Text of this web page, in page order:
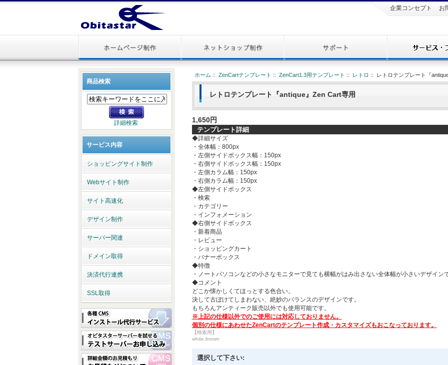
企業コンセプト お
商品検索
詳細検索
サービス内容
ショッピングサイト制作
Webサイト制作
サイト高速化
デザイン制作
サーバー関連
ドメイン取得
決済代行連携
SSL取得
ホーム ::ZenCartテンプレート ::ZenCart1.3用テンプレート :: レトロ :: レトロテンプレート『
レトロテンプレート『antique』Zen Cart専用
1,650円
テンプレート詳細
◆詳細サイズ
・全体幅：800px
・左側サイドボックス幅：150px
・右側サイドボックス幅：150px
・左側カラム幅：150px
・右側カラム幅：150px
◆左側サイドボックス
・検索
・カテゴリー
・インフォメーション
◆右側サイドボックス
・新着商品
・レビュー
・ショッピングカート
・バナーボックス
◆特徴
・ノートパソコンなどの小さなモニターで見ても横幅がはみ出さない全体幅が小さいデザイン
◆コメント
どこか懐かしくてほっとする色合い。
決して古ぼけてしまわない、絶妙のバランスのデザインです。
もちろんアンティーク販売以外でも使用可能です。
※上記の仕様以外でのご使用には対応しておりません。
個別の仕様にあわせたZenCartのテンプレート作成・カスタマイズもおこなっております。
【検索用】
white,brown
選択して下さい: